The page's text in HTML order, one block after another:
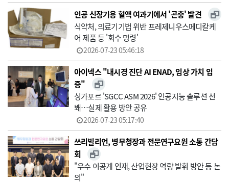
인공 신장기용 혈액 여과기에서 '곤충' 발견
식약처, 의료기기법 위반 프레제니우스메디칼케
어 제품 등 '회수 명령'
2026-07-23 05:46:18
아이넥스 "내시경 진단 AI ENAD, 임상 가치 입
증"
싱가포르 'SGCC ASM 2026' 인공지능 솔루션 선
봬…실제 활용 방안 공유
2026-07-23 05:17:40
쓰리빌리언, 병무청장과 전문연구요원 소통 간담
회
"우수 이공계 인재, 산업현장 역량 발휘 방안 등 논
의"